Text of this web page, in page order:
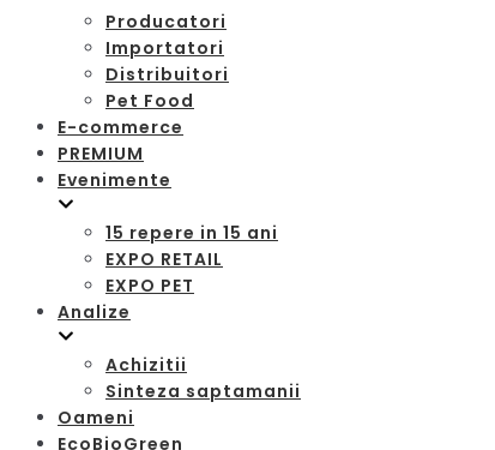
Producatori
Importatori
Distribuitori
Pet Food
E-commerce
PREMIUM
Evenimente
15 repere in 15 ani
EXPO RETAIL
EXPO PET
Analize
Achizitii
Sinteza saptamanii
Oameni
EcoBioGreen